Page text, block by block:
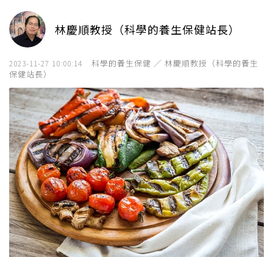
林慶順教授（科學的養生保健站長）
2023-11-27 10:00:14
科學的養生保健 ／ 林慶順教授（科學的養生
保健站長）